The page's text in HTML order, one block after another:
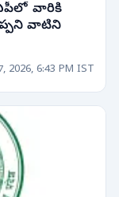
ఏపీలో వారికి
వాటిని
2026, 6:43 PM IST